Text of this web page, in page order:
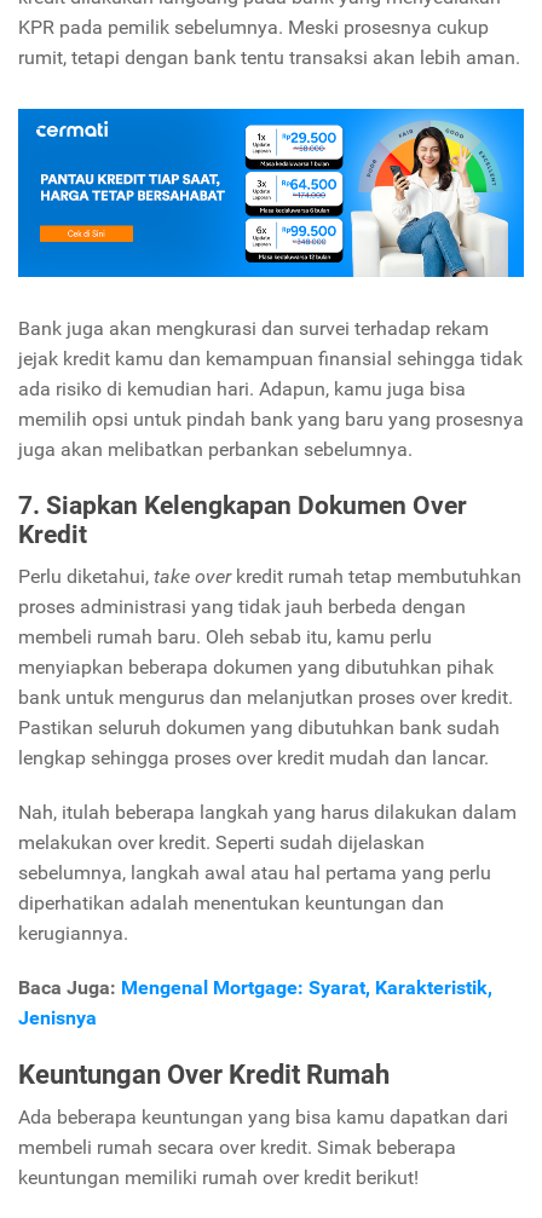
KPR pada pemilik sebelumnya. Meski prosesnya cukup
rumit, tetapi dengan bank tentu transaksi akan lebih aman.
Bank juga akan mengkurasi dan survei terhadap rekam
jejak kredit kamu dan kemampuan finansial sehingga tidak
ada risiko di kemudian hari. Adapun, kamu juga bisa
memilih opsi untuk pindah bank yang baru yang prosesnya
juga akan melibatkan perbankan sebelumnya.
7. Siapkan Kelengkapan Dokumen Over
Kredit
Perlu diketahui, take overkredit rumah tetap membutuhkan
proses administrasi yang tidak jauh berbeda dengan
membeli rumah baru. Oleh sebab itu, kamu perlu
menyiapkan beberapa dokumen yang dibutuhkan pihak
bank untuk mengurus dan melanjutkan proses over kredit.
Pastikan seluruh dokumen yang dibutuhkan bank sudah
lengkap sehingga proses over kredit mudah dan lancar.
Nah, itulah beberapa langkah yang harus dilakukan dalam
melakukan over kredit. Seperti sudah dijelaskan
sebelumnya, langkah awal atau hal pertama yang perlu
diperhatikan adalah menentukan keuntungan dan
kerugiannya.
Baca Juga: Mengenal Mortgage: Syarat, Karakteristik,
Jenisnya
Keuntungan Over Kredit Rumah
Ada beberapa keuntungan yang bisa kamu dapatkan dari
membeli rumah secara over kredit. Simak beberapa
keuntungan memiliki rumah over kredit berikut!